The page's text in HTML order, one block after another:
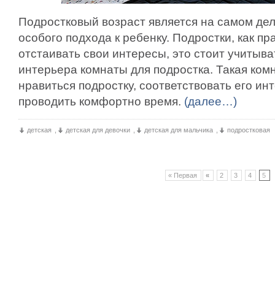
Подростковый возраст является на самом
особого подхода к ребенку. Подростки, как
отстаивать свои интересы, это стоит
интерьера комнаты для подростка. Такая
нравиться подростку, соответствовать его
проводить комфортно время. (далее…)
детская детская для девочки детская для мальчика подростковая
« Первая « 2 3 4 5